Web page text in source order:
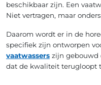
beschikbaar zijn. Een
Niet vertragen, maar
Daarom wordt er in de
specifiek zijn ontworpen
vaatwassers zijn gebouwd
dat de kwaliteit terugloopt